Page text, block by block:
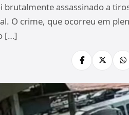
brutalmente assassinado a
O crime, que ocorreu em
[…]